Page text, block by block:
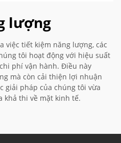
lượng
việc tiết kiệm năng lượng, các
tôi hoạt động với hiệu suất
phí vận hành. Điều này
mà còn cải thiện lợi nhuận
giải pháp của chúng tôi vừa
khả thi về mặt kinh tế.